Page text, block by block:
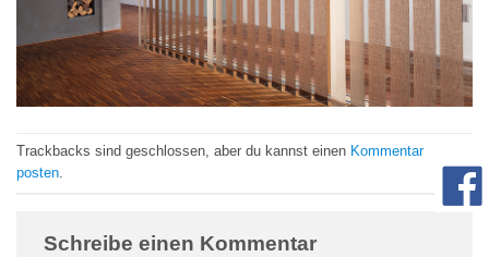
Trackbacks sind geschlossen, aber du kannst einen Kommentar
posten.
Schreibe einen Kommentar
da/7396d191548d7bebea1ee96e2c08/